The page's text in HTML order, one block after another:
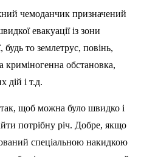
чемоданчик призначений
евакуації із зони
будь то землетрус, повінь,
криміногенна обстановка,
дій і т.д.
щоб можна було швидко і
потрібну річ. Добре, якщо
спеціальною накидкою